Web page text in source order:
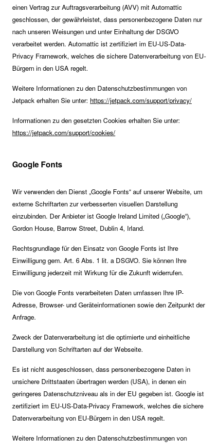
einen Vertrag zur Auftragsverarbeitung (AVV) mit Automattic
geschlossen, der gewährleistet, dass personenbezogene Daten nur
nach unseren Weisungen und unter Einhaltung der DSGVO
verarbeitet werden. Automattic ist zertifiziert im EU-US-Data-
Privacy Framework, welches die sichere Datenverarbeitung von EU-
Bürgern in den USA regelt.
Weitere Informationen zu den Datenschutzbestimmungen von
Jetpack erhalten Sie unter: https://jetpack.com/support/privacy/
Informationen zu den gesetzten Cookies erhalten Sie unter:
https://jetpack.com/support/cookies/
Google Fonts
Wir verwenden den Dienst „Google Fonts“ auf unserer Website, um
externe Schriftarten zur verbesserten visuellen Darstellung
einzubinden. Der Anbieter ist Google Ireland Limited („Google“),
Gordon House, Barrow Street, Dublin 4, Irland.
Rechtsgrundlage für den Einsatz von Google Fonts ist Ihre
Einwilligung gem. Art. 6 Abs. 1 lit. a DSGVO. Sie können Ihre
Einwilligung jederzeit mit Wirkung für die Zukunft widerrufen.
Die von Google Fonts verarbeiteten Daten umfassen Ihre IP-
Adresse, Browser- und Geräteinformationen sowie den Zeitpunkt der
Anfrage.
Zweck der Datenverarbeitung ist die optimierte und einheitliche
Darstellung von Schriftarten auf der Webseite.
Es ist nicht ausgeschlossen, dass personenbezogene Daten in
unsichere Drittstaaten übertragen werden (USA), in denen ein
geringeres Datenschutzniveau als in der EU gegeben ist. Google ist
zertifiziert im EU-US-Data-Privacy Framework, welches die sichere
Datenverarbeitung von EU-Bürgern in den USA regelt.
Weitere Informationen zu den Datenschutzbestimmungen von